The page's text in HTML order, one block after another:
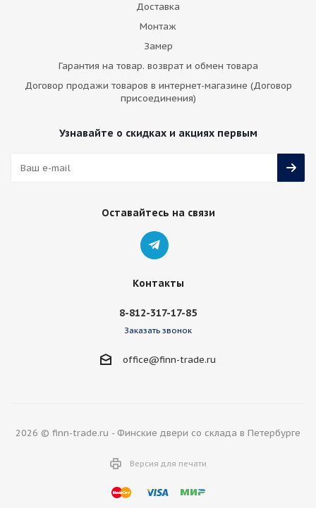
Доставка
Монтаж
Замер
Гарантия на товар. возврат и обмен товара
Договор продажи товаров в интернет-магазине (Договор
присоединения)
Узнавайте о скидках и акциях первым
Оставайтесь на связи
Контакты
8-812-317-17-85
Заказать звонок
office@finn-trade.ru
2026 © finn-trade.ru - Финские двери со склада в Петербурге
Версия для печати